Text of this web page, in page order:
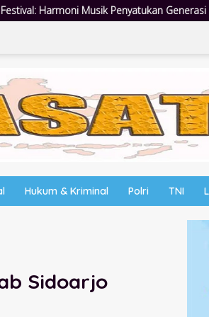
Generasi Muda di Rangkaian HUT ke-60
Hukum & Kriminal Polri TNI
Sidoarjo